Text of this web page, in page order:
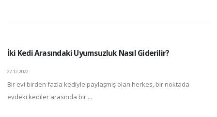
İki Kedi Arasındaki Uyumsuzluk Nasıl Giderilir?
22.12.2022
Bir evi birden fazla kediyle paylaşmış olan herkes, bir noktada
evdeki kediler arasında bir ...